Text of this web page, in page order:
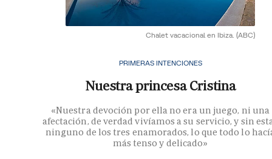
Chalet vacacional en Ibiza. (ABC)
PRIMERAS INTENCIONES
Nuestra princesa Cristina
«Nuestra devoción por ella no era un juego, ni una
afectación, de verdad vivíamos a su servicio, y sin
ninguno de los tres enamorados, lo que todo lo
más tenso y delicado»